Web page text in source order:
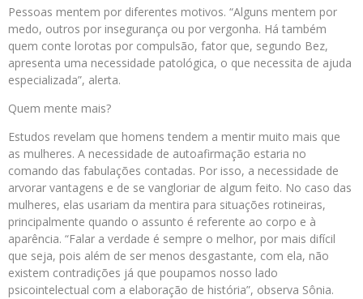
Pessoas mentem por diferentes motivos. “Alguns mentem por
medo, outros por insegurança ou por vergonha. Há também
quem conte lorotas por compulsão, fator que, segundo Bez,
apresenta uma necessidade patológica, o que necessita de ajuda
especializada”, alerta.
Quem mente mais?
Estudos revelam que homens tendem a mentir muito mais que
as mulheres. A necessidade de autoafirmação estaria no
comando das fabulações contadas. Por isso, a necessidade de
arvorar vantagens e de se vangloriar de algum feito. No caso das
mulheres, elas usariam da mentira para situações rotineiras,
principalmente quando o assunto é referente ao corpo e à
aparência. “Falar a verdade é sempre o melhor, por mais difícil
que seja, pois além de ser menos desgastante, com ela, não
existem contradições já que poupamos nosso lado
psicointelectual com a elaboração de história”, observa Sônia.